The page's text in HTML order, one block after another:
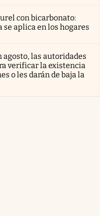
con bicarbonato:
se aplica en los hogares
agosto, las autoridades
verificar la existencia
o les darán de baja la